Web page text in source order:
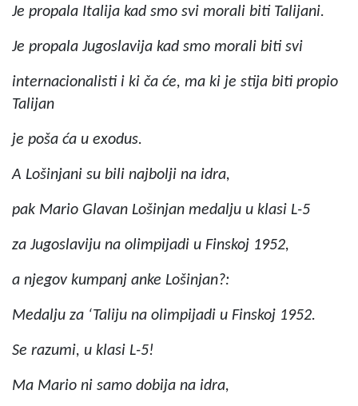
Je propala Italija kad smo svi morali biti Talijani.
Je propala Jugoslavija kad smo morali biti svi
internacionalisti i ki ča će, ma ki je stija biti propio
Talijan
je poša ća u exodus.
A Lošinjani su bili najbolji na idra,
pak Mario Glavan Lošinjan medalju u klasi L-5
za Jugoslaviju na olimpijadi u Finskoj 1952,
a njegov kumpanj anke Lošinjan?:
Medalju za ‘Taliju na olimpijadi u Finskoj 1952.
Se razumi, u klasi L-5!
Ma Mario ni samo dobija na idra,